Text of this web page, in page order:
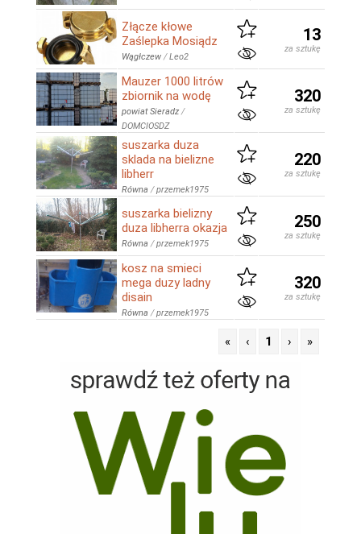
Złącze kłowe
Zaślepka Mosiądz
Wągłczew /Leo2
13
za sztukę
Mauzer 1000 litrów
zbiornik na wodę
powiat Sieradz /
DOMCIOSDZ
320
za sztukę
suszarka duza
sklada na bielizne
libherr
Równa /przemek1975
220
za sztukę
suszarka bielizny
duza libherra okazja
Równa /przemek1975
250
za sztukę
kosz na smieci
mega duzy ladny
disain
Równa /przemek1975
320
za sztukę
« ‹ 1 › »